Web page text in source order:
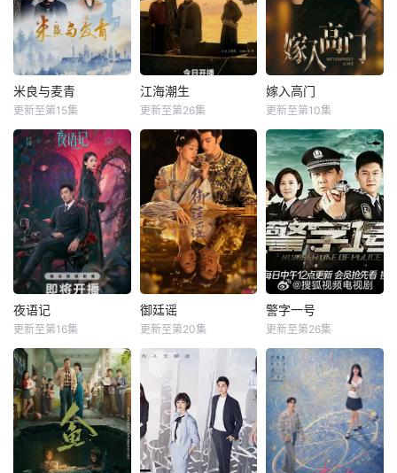
米良与麦青
更新至第15集
江海潮生
更新至第26集
嫁入高门
更新至第10集
夜语记
更新至第16集
御廷谣
更新至第20集
警字一号
更新至第26集